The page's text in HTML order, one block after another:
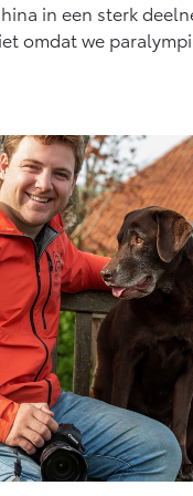
in een sterk
omdat we